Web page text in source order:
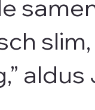
slim,
aldus